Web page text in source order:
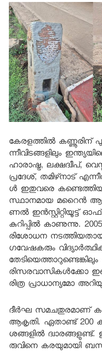
കേരളത്തില്‍ കണ്ണൂരിന്
ന്നീവിടങ്ങളിലും
ഹാരാഷ്ട്ര, ലക്ഷദ്വീപ്,
പ്രദേശ്, തമിഴ്‌നാട്
ള്‍ ഇതുവരെ
സ്ഥാനമായ മറൈന്‍
ണല്‍ ഇന്‍സ്റ്റിറ്റിയൂട്ട്
കുറിപ്പില്‍ കാണുന്നു.
രിശോധന നടത്തിയതായി
ഗവേഷകരും
രിസരവാസികള്‍ക്കോ
രിത്ര പ്രാധാന്യമോ
ദീര്‍ഘ സമചതുരമാണ്
ആകൃതി. ഏതാണ്ട് 200
ശങ്ങളില്‍
രുവിനെ കരയുമായി